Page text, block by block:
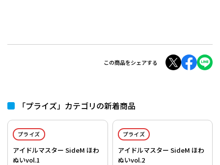
この商品をシェアする
「プライズ」カテゴリの新着商品
プライズ
アイドルマスター SideM ほわ
ぬいvol.1
プライズ
アイドルマスター SideM ほわ
ぬいvol.2